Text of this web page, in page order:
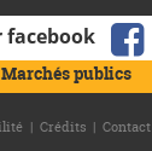
facebook
Marchés publics
Crédits Contact